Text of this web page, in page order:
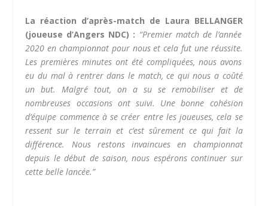
La réaction d’après-match de Laura BELLANGER
(joueuse d’Angers NDC) : “Premier match de l’année
2020 en championnat pour nous et cela fut une réussite.
Les premières minutes ont été compliquées, nous avons
eu du mal à rentrer dans le match, ce qui nous a coûté
un but.
Malgré tout, on a su se remobiliseret de
nombreuses occasions ont suivi.
Une bonne cohésion
d’équipe commence à se créer entre les joueuses, cela se
ressent sur le terrain et c’est sûrement ce qui fait la
différence.
Nous restons invaincues en championnat
depuis le début de saison, nous espérons continuer sur
cette belle lancée.”